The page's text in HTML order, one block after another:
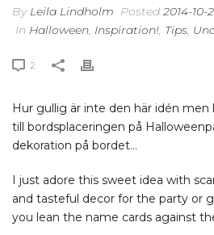
By Leila Lindholm Posted 2014-10-
In Halloween, Inspiration!, Tips,
2
Hur gullig är inte den här idén
till bordsplaceringen på
dekoration på bordet…
I just adore this sweet idea with
and tasteful decor for the party or
you lean the name cards against